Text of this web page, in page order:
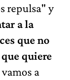
repulsa" y
a la
que no
quiere
a